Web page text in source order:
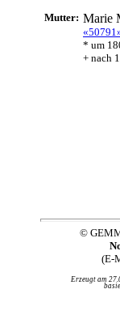
Mutter: Marie
* um
+ nach
©
(E-
Erzeugt am